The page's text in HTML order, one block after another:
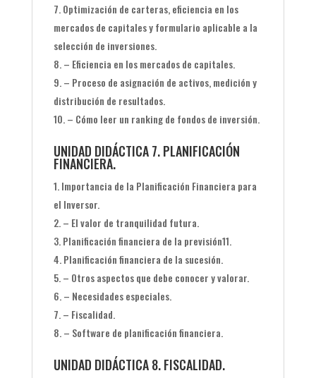
Optimización de carteras, eficiencia en los
mercados de capitales y formulario aplicable a la
selección de inversiones.
– Eficiencia en los mercados de capitales.
– Proceso de asignación de activos, medición y
distribución de resultados.
– Cómo leer un ranking de fondos de inversión.
UNIDAD DIDÁCTICA 7. PLANIFICACIÓN
FINANCIERA.
Importancia de la Planificación Financiera para
el Inversor.
– El valor de tranquilidad futura.
Planificación financiera de la previsión11.
Planificación financiera de la sucesión.
– Otros aspectos que debe conocer y valorar.
– Necesidades especiales.
– Fiscalidad.
– Software de planificación financiera.
UNIDAD DIDÁCTICA 8. FISCALIDAD.